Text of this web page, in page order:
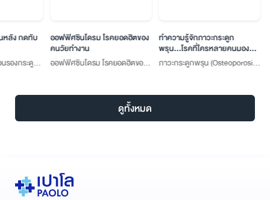
ลัง กดทับ
รองกระดูกก็
มอนรอง
ออฟฟิศซินโดรม โรคยอดฮิตของ
คนวัยทำงาน
ออฟฟิศซินโดรม โรคยอดฮิตของ
ทำความรู้จักภาวะกระดูก
พรุน...โรคที่ใครหลายคนมอง
ข้าม
ภาวะกระดูกพรุน (Osteoporosis)
ดูทั้งหมด